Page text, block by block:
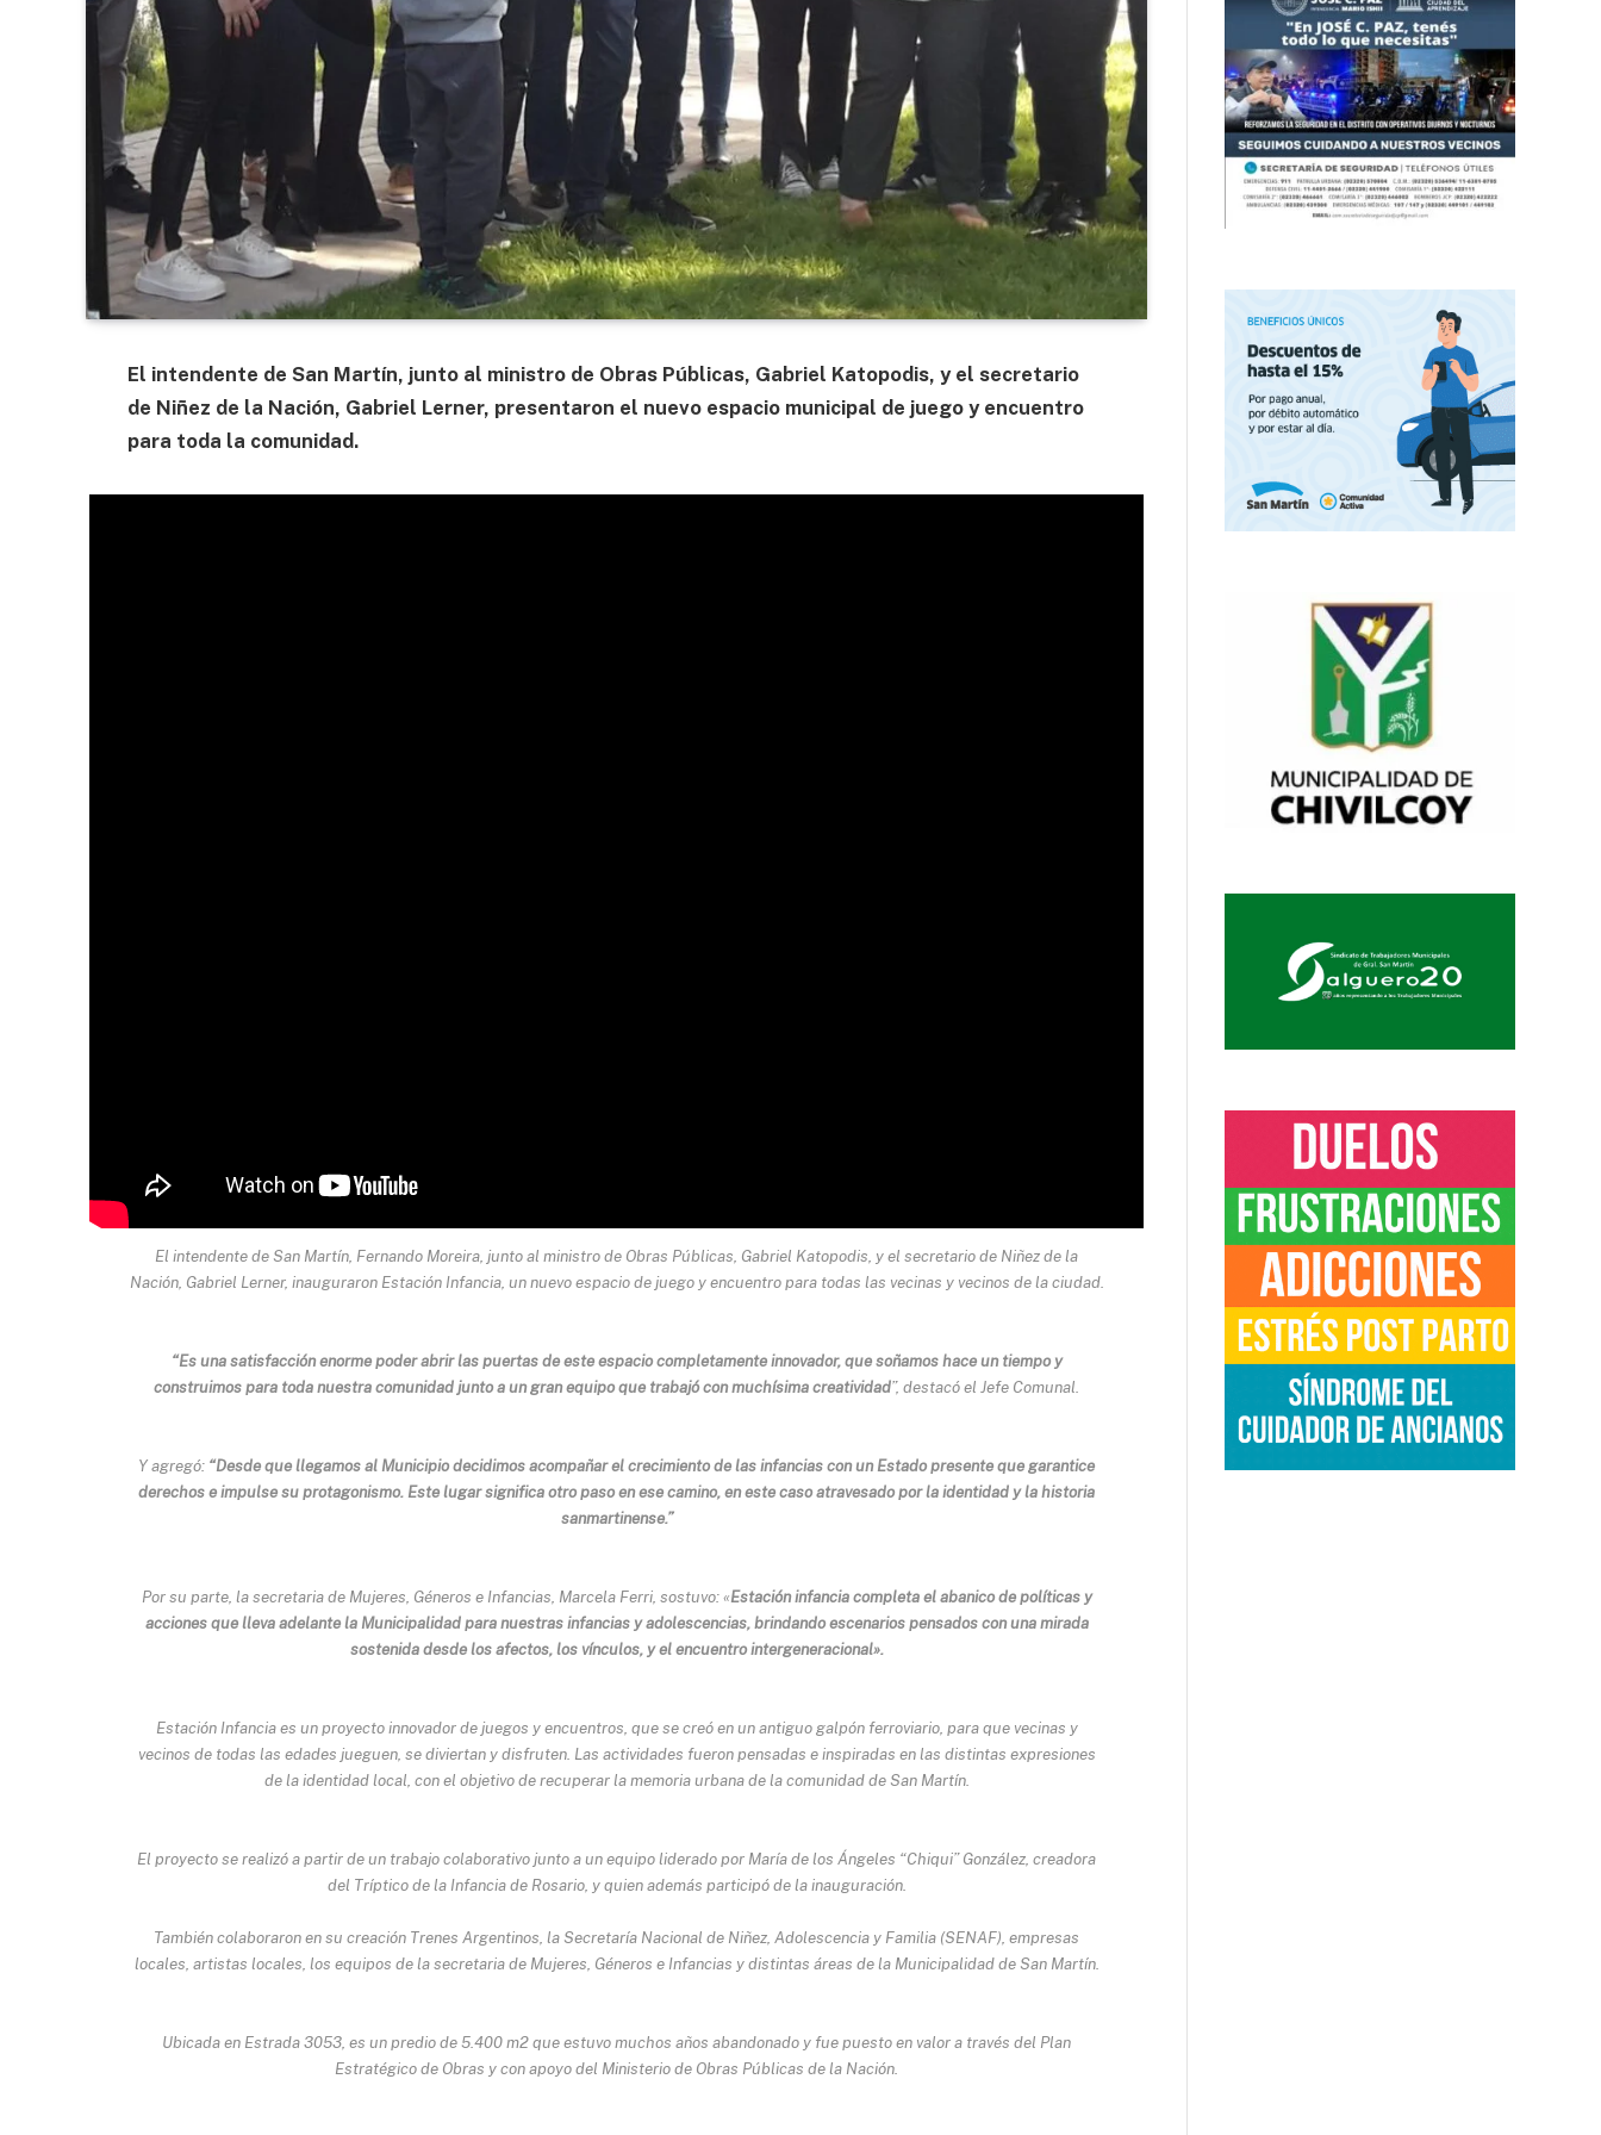
El intendente de San Martín, junto al ministro de Obras Públicas, Gabriel Katopodis, y el secretario
de Niñez de la Nación, Gabriel Lerner, presentaron el nuevo espacio municipal de juego y encuentro
para toda la comunidad.
El intendente de San Martín, Fernando Moreira, junto al ministro de Obras Públicas, Gabriel Katopodis, y el secretario de Niñez de la
Nación, Gabriel Lerner, inauguraron Estación Infancia, un nuevo espacio de juego y encuentro para todas las vecinas y vecinos de la ciudad.
“Es una satisfacción enorme poder abrir las puertas de este espacio completamente innovador, que soñamos hace un tiempo y
construimos para toda nuestra comunidad junto a un gran equipo que trabajó con muchísima creatividad”, destacó el Jefe Comunal.
Y agregó: “Desde que llegamos al Municipio decidimos acompañar el crecimiento de las infancias con un Estado presente que garantice
derechos e impulse su protagonismo. Este lugar significa otro paso en ese camino, en este caso atravesado por la identidad y la historia
sanmartinense.”
Por su parte, la secretaria de Mujeres, Géneros e Infancias, Marcela Ferri, sostuvo: «Estación infancia completa el abanico de políticas y
acciones que lleva adelante la Municipalidad para nuestras infancias y adolescencias, brindando escenarios pensados con una mirada
sostenida desde los afectos, los vínculos, y el encuentro intergeneracional».
Estación Infancia es un proyecto innovador de juegos y encuentros, que se creó en un antiguo galpón ferroviario, para que vecinas y
vecinos de todas las edades jueguen, se diviertan y disfruten. Las actividades fueron pensadas e inspiradas en las distintas expresiones
de la identidad local, con el objetivo de recuperar la memoria urbana de la comunidad de San Martín.
El proyecto se realizó a partir de un trabajo colaborativo junto a un equipo liderado por María de los Ángeles “Chiqui” González, creadora
del Tríptico de la Infancia de Rosario, y quien además participó de la inauguración.
También colaboraron en su creación Trenes Argentinos, la Secretaría Nacional de Niñez, Adolescencia y Familia (SENAF), empresas
locales, artistas locales, los equipos de la secretaria de Mujeres, Géneros e Infancias y distintas áreas de la Municipalidad de San Martín.
Ubicada en Estrada 3053, es un predio de 5.400 m2 que estuvo muchos años abandonado y fue puesto en valor a través del Plan
Estratégico de Obras y con apoyo del Ministerio de Obras Públicas de la Nación.